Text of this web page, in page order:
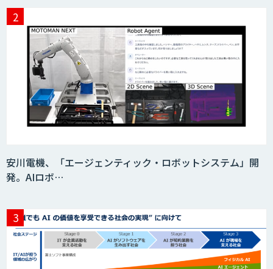
Video Questor
身体・動作解析AIソリューション
生成AIの業務活用は「Safe AI
安川電機、「エージェンティック・ロボットシステム」開
発。AIロボ…